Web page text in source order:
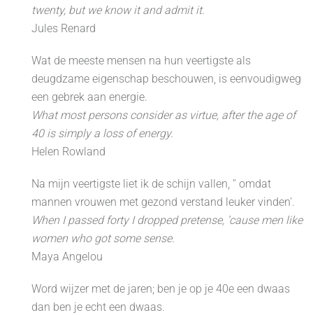
twenty, but we know it and admit it.
Jules Renard
Wat de meeste mensen na hun veertigste als
deugdzame eigenschap beschouwen, is eenvoudigweg
een gebrek aan energie.
What most persons consider as virtue, after the age of
40 is simply a loss of energy.
Helen Rowland
Na mijn veertigste liet ik de schijn vallen, '' omdat
mannen vrouwen met gezond verstand leuker vinden'.
When I passed forty I dropped pretense, ’cause men like
women who got some sense.
Maya Angelou
Word wijzer met de jaren; ben je op je 40e een dwaas
dan ben je echt een dwaas.